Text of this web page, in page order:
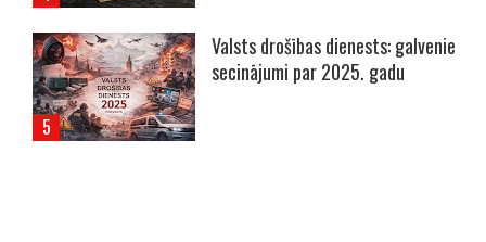
Valsts drošības dienests: galvenie
secinājumi par 2025. gadu